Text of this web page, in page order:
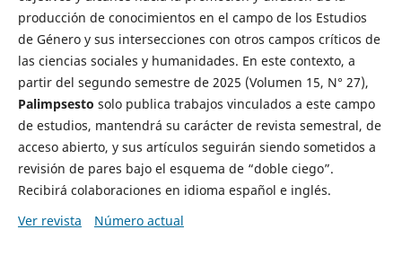
producción de conocimientos en el campo de los Estudios
de Género y sus intersecciones con otros campos críticos de
las ciencias sociales y humanidades. En este contexto, a
partir del segundo semestre de 2025 (Volumen 15, N° 27),
Palimpsesto solo publica trabajos vinculados a este campo
de estudios, mantendrá su carácter de revista semestral, de
acceso abierto, y sus artículos seguirán siendo sometidos a
revisión de pares bajo el esquema de “doble ciego”.
Recibirá colaboraciones en idioma español e inglés.
Ver revista
Número actual